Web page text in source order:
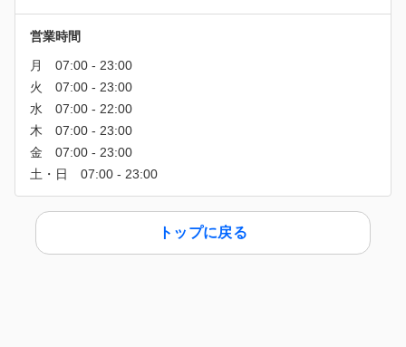
営業時間
トップに戻る